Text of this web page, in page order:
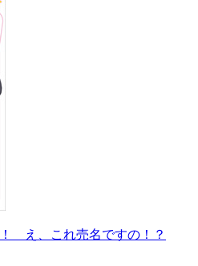
え、これ売名ですの！？